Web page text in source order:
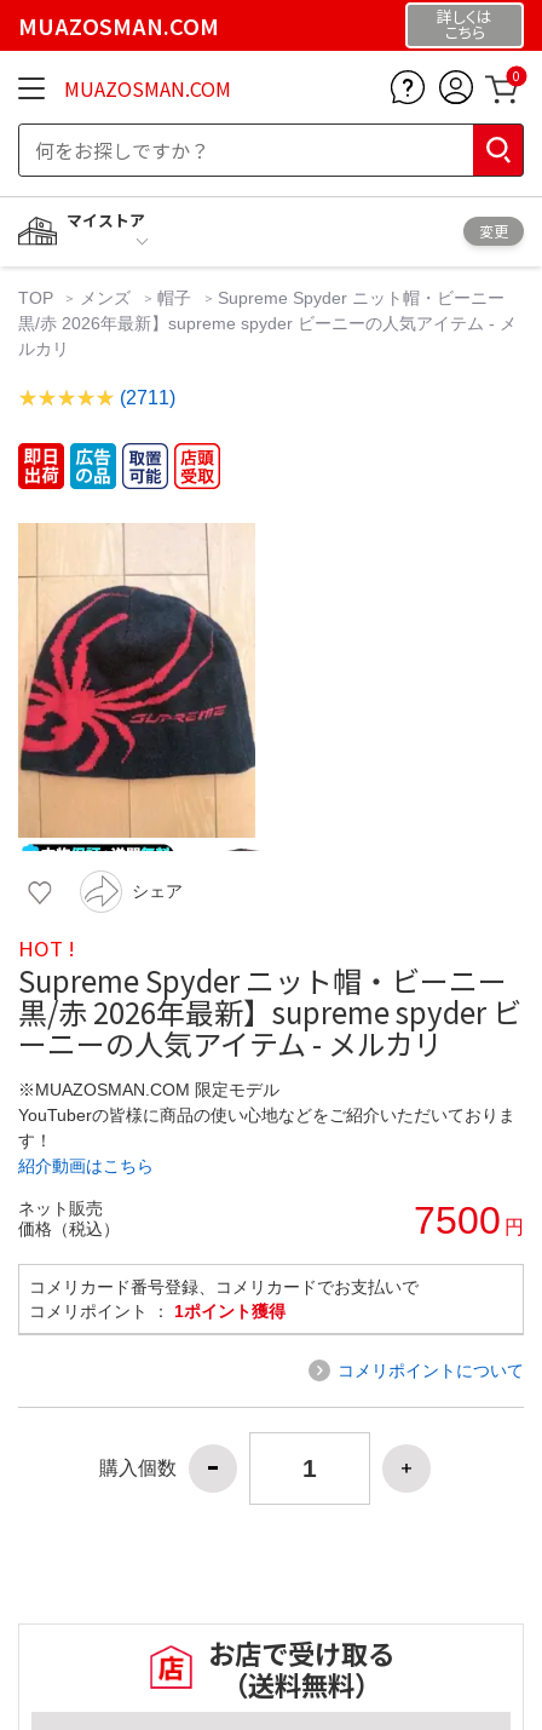
MUAZOSMAN.COM 詳しくは
こちら
MUAZOSMAN.COM 0
マイストア
変更
TOP メンズ 帽子
Supreme Spyder ニット帽・ビーニー
黒/赤 2026年最新】supreme spyder ビーニーの人気アイテム - メ
ルカリ
(2711)
シェア
HOT !
Supreme Spyder ニット帽・ビーニー
黒/赤 2026年最新】supreme spyder ビ
ーニーの人気アイテム - メルカリ
※MUAZOSMAN.COM 限定モデル
YouTuberの皆様に商品の使い心地などをご紹介いただいておりま
す！
紹介動画はこちら
ネット販売
価格（税込）
7500 円
コメリカード番号登録、コメリカードでお支払いで
コメリポイント ： 1ポイント獲得
コメリポイントについて
購入個数
お店で受け取る
（送料無料）